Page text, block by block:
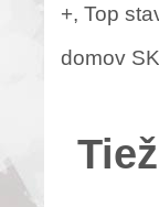
+, Top
domov